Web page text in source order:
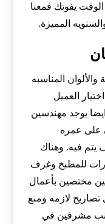
يفوتك فمعنا
المميزة.
المناسبه
العميل
ايضا يوجد مهندسين
على عمره
يتم فيه. وهناك
للمطبخ وغرف
مختصين بأعمال
لازمه ومنع
مشرفين في